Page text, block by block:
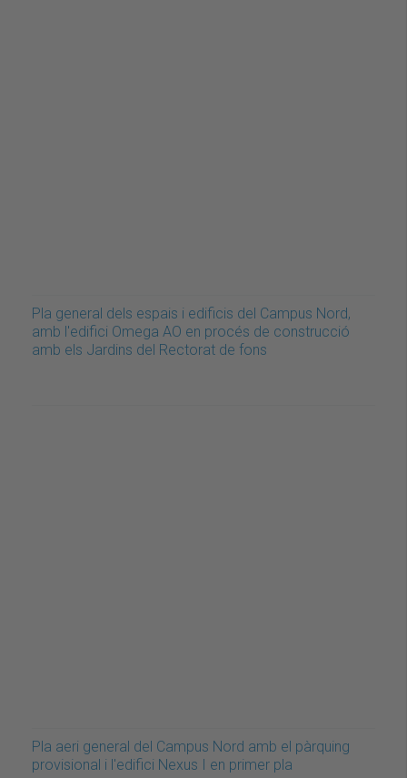
Pla general dels espais i edificis del Campus Nord,
amb l'edifici Omega AO en procés de construcció
amb els Jardins del Rectorat de fons
Pla aeri general del Campus Nord amb el pàrquing
provisional i l'edifici Nexus I en primer pla